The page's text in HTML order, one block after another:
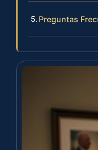
Preguntas